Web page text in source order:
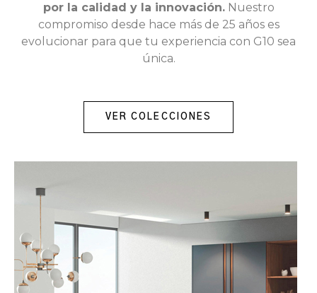
por la calidad y la innovación.Nuestro
compromiso desde hace más de 25 años es
evolucionar para que tu experiencia con G10 sea
única.
VER COLECCIONES